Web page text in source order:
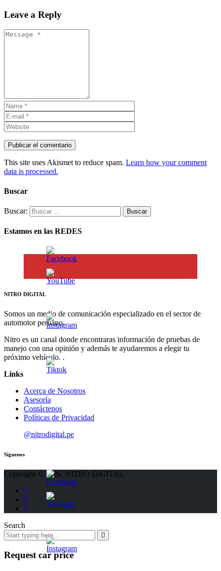
Leave a Reply
This site uses Akismet to reduce spam. Learn how your comment
data is processed.
Buscar
Buscar:
Estamos en las REDES
NITRO DIGITAL
Somos un medio de comunicación especializado en el sector de
automotor peruano.
Nitro es un canal donde encontraras información de pruebas de
manejo con una opinión y además te ayudaremos a elegir tu
próximo vehículo. .
Links
Acerca de Nosotros
Asesoría
Contáctenos
Políticas de Privacidad
@nitrodigital.pe
Síguenos
Copyright © 2026. NITRO DIGITAL
Search
Request car price